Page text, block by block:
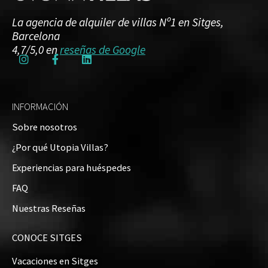
La agencia de alquiler de villas Nº1 en Sitges,
Barcelona
4,7/5,0 en reseñas de Google
INFORMACIÓN
Sobre nosotros
¿Por qué Utopia Villas?
Experiencias para huéspedes
FAQ
Nuestras Reseñas
CONOCE SITGES
Vacaciones en Sitges